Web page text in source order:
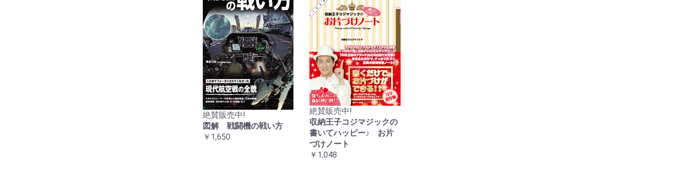
絶賛販売中!
図解 戦闘機の戦い方
￥1,650
絶賛販売中!
収納王子コジマジックの
書いてハッピー♪ お片
づけノート
￥1,048